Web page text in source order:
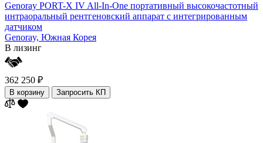
Genoray PORT-X IV All-In-One портативный высокочастотный
интраоральный рентгеновский аппарат с интегрированным
датчиком
Genoray, Южная Корея
В лизинг
362 250 ₽
В корзину Запросить КП